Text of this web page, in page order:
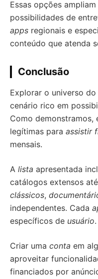
Essas opções
possibilidades de
apps regionais e
conteúdo que atenda
Conclusão
Explorar o universo do
cenário rico em
Como demonstramos,
legítimas para assistir
mensais.
A lista apresentada
catálogos extensos
clássicos,
independentes. Cada
específicos de usuário.
Criar uma conta em
aproveitar
financiados por